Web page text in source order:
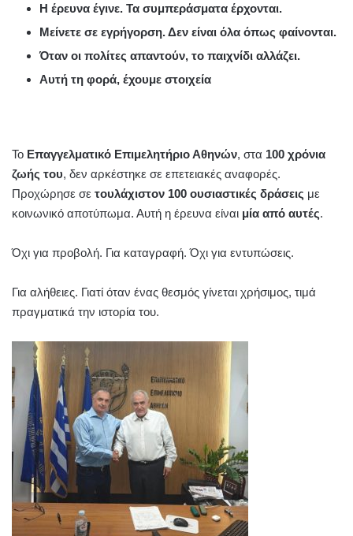
Η έρευνα έγινε. Τα συμπεράσματα έρχονται.
Μείνετε σε εγρήγορση. Δεν είναι όλα όπως φαίνονται.
Όταν οι πολίτες απαντούν, το παιχνίδι αλλάζει.
Αυτή τη φορά, έχουμε στοιχεία
Το Επαγγελματικό Επιμελητήριο Αθηνών, στα 100 χρόνια
ζωής του, δεν αρκέστηκε σε επετειακές αναφορές.
Προχώρησε σε τουλάχιστον 100 ουσιαστικές δράσεις με
κοινωνικό αποτύπωμα. Αυτή η έρευνα είναι μία από αυτές.
Όχι για προβολή. Για καταγραφή. Όχι για εντυπώσεις.
Για αλήθειες. Γιατί όταν ένας θεσμός γίνεται χρήσιμος, τιμά
πραγματικά την ιστορία του.